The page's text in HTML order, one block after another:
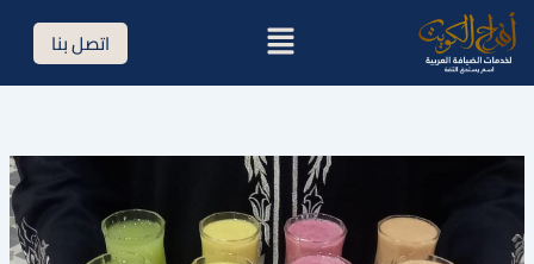
تخطي
إلى
المحتوى
القائمة اتصل بنا